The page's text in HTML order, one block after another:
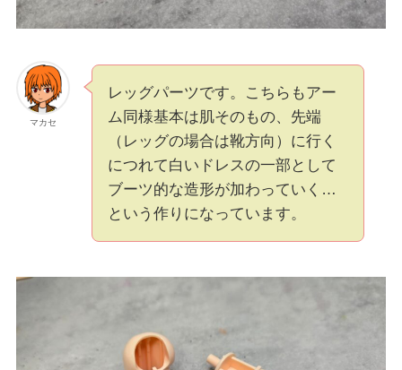
マカセ
レッグパーツです。こちらもアー
ム同様基本は肌そのもの、先端
（レッグの場合は靴方向）に行く
につれて白いドレスの一部として
ブーツ的な造形が加わっていく…
という作りになっています。